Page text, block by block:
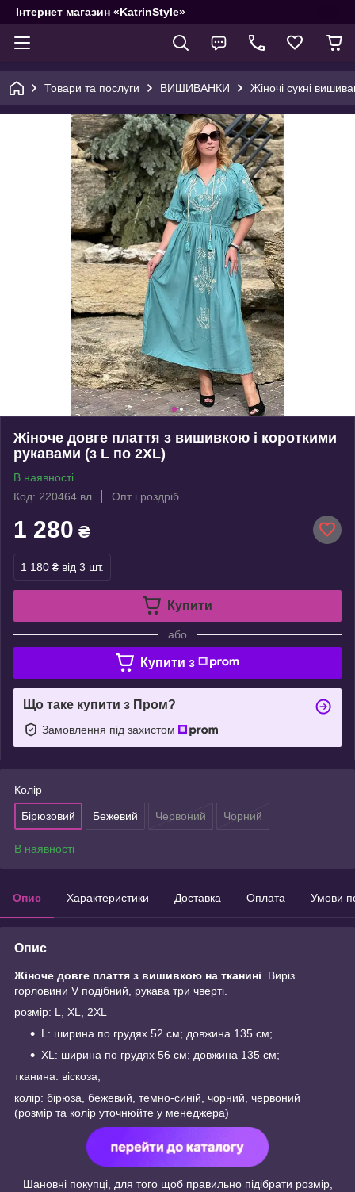
Інтернет магазин «KatrinStyle»
Товари та послуги ВИШИВАНКИ Жіночі сукні
Жіноче довге плаття з вишивкою і короткими
рукавами (з L по 2XL)
В наявності
Код: 220464 вл
Опт і роздріб
1 280 ₴
1 180 ₴ від 3 шт.
Купити
або
Купити з
Що таке купити з Пром?
Замовлення під захистом
Колір
Бірюзовий Бежевий Червоний Чорний
В наявності
Опис Характеристики Доставка Оплата Умови
Опис
Жіноче довге плаття з вишивкою на тканині . Виріз
горловини V подібний, рукава три чверті.
розмір: L, XL, 2XL
L: ширина по грудях 52 см; довжина 135 см;
XL: ширина по грудях 56 см; довжина 135 см;
тканина: віскоза;
колір: бірюза, бежевий, темно-синій, чорний, червоний
(розмір та колір уточнюйте у менеджера)
Шановні покупці, для того щоб правильно підібрати розмір,